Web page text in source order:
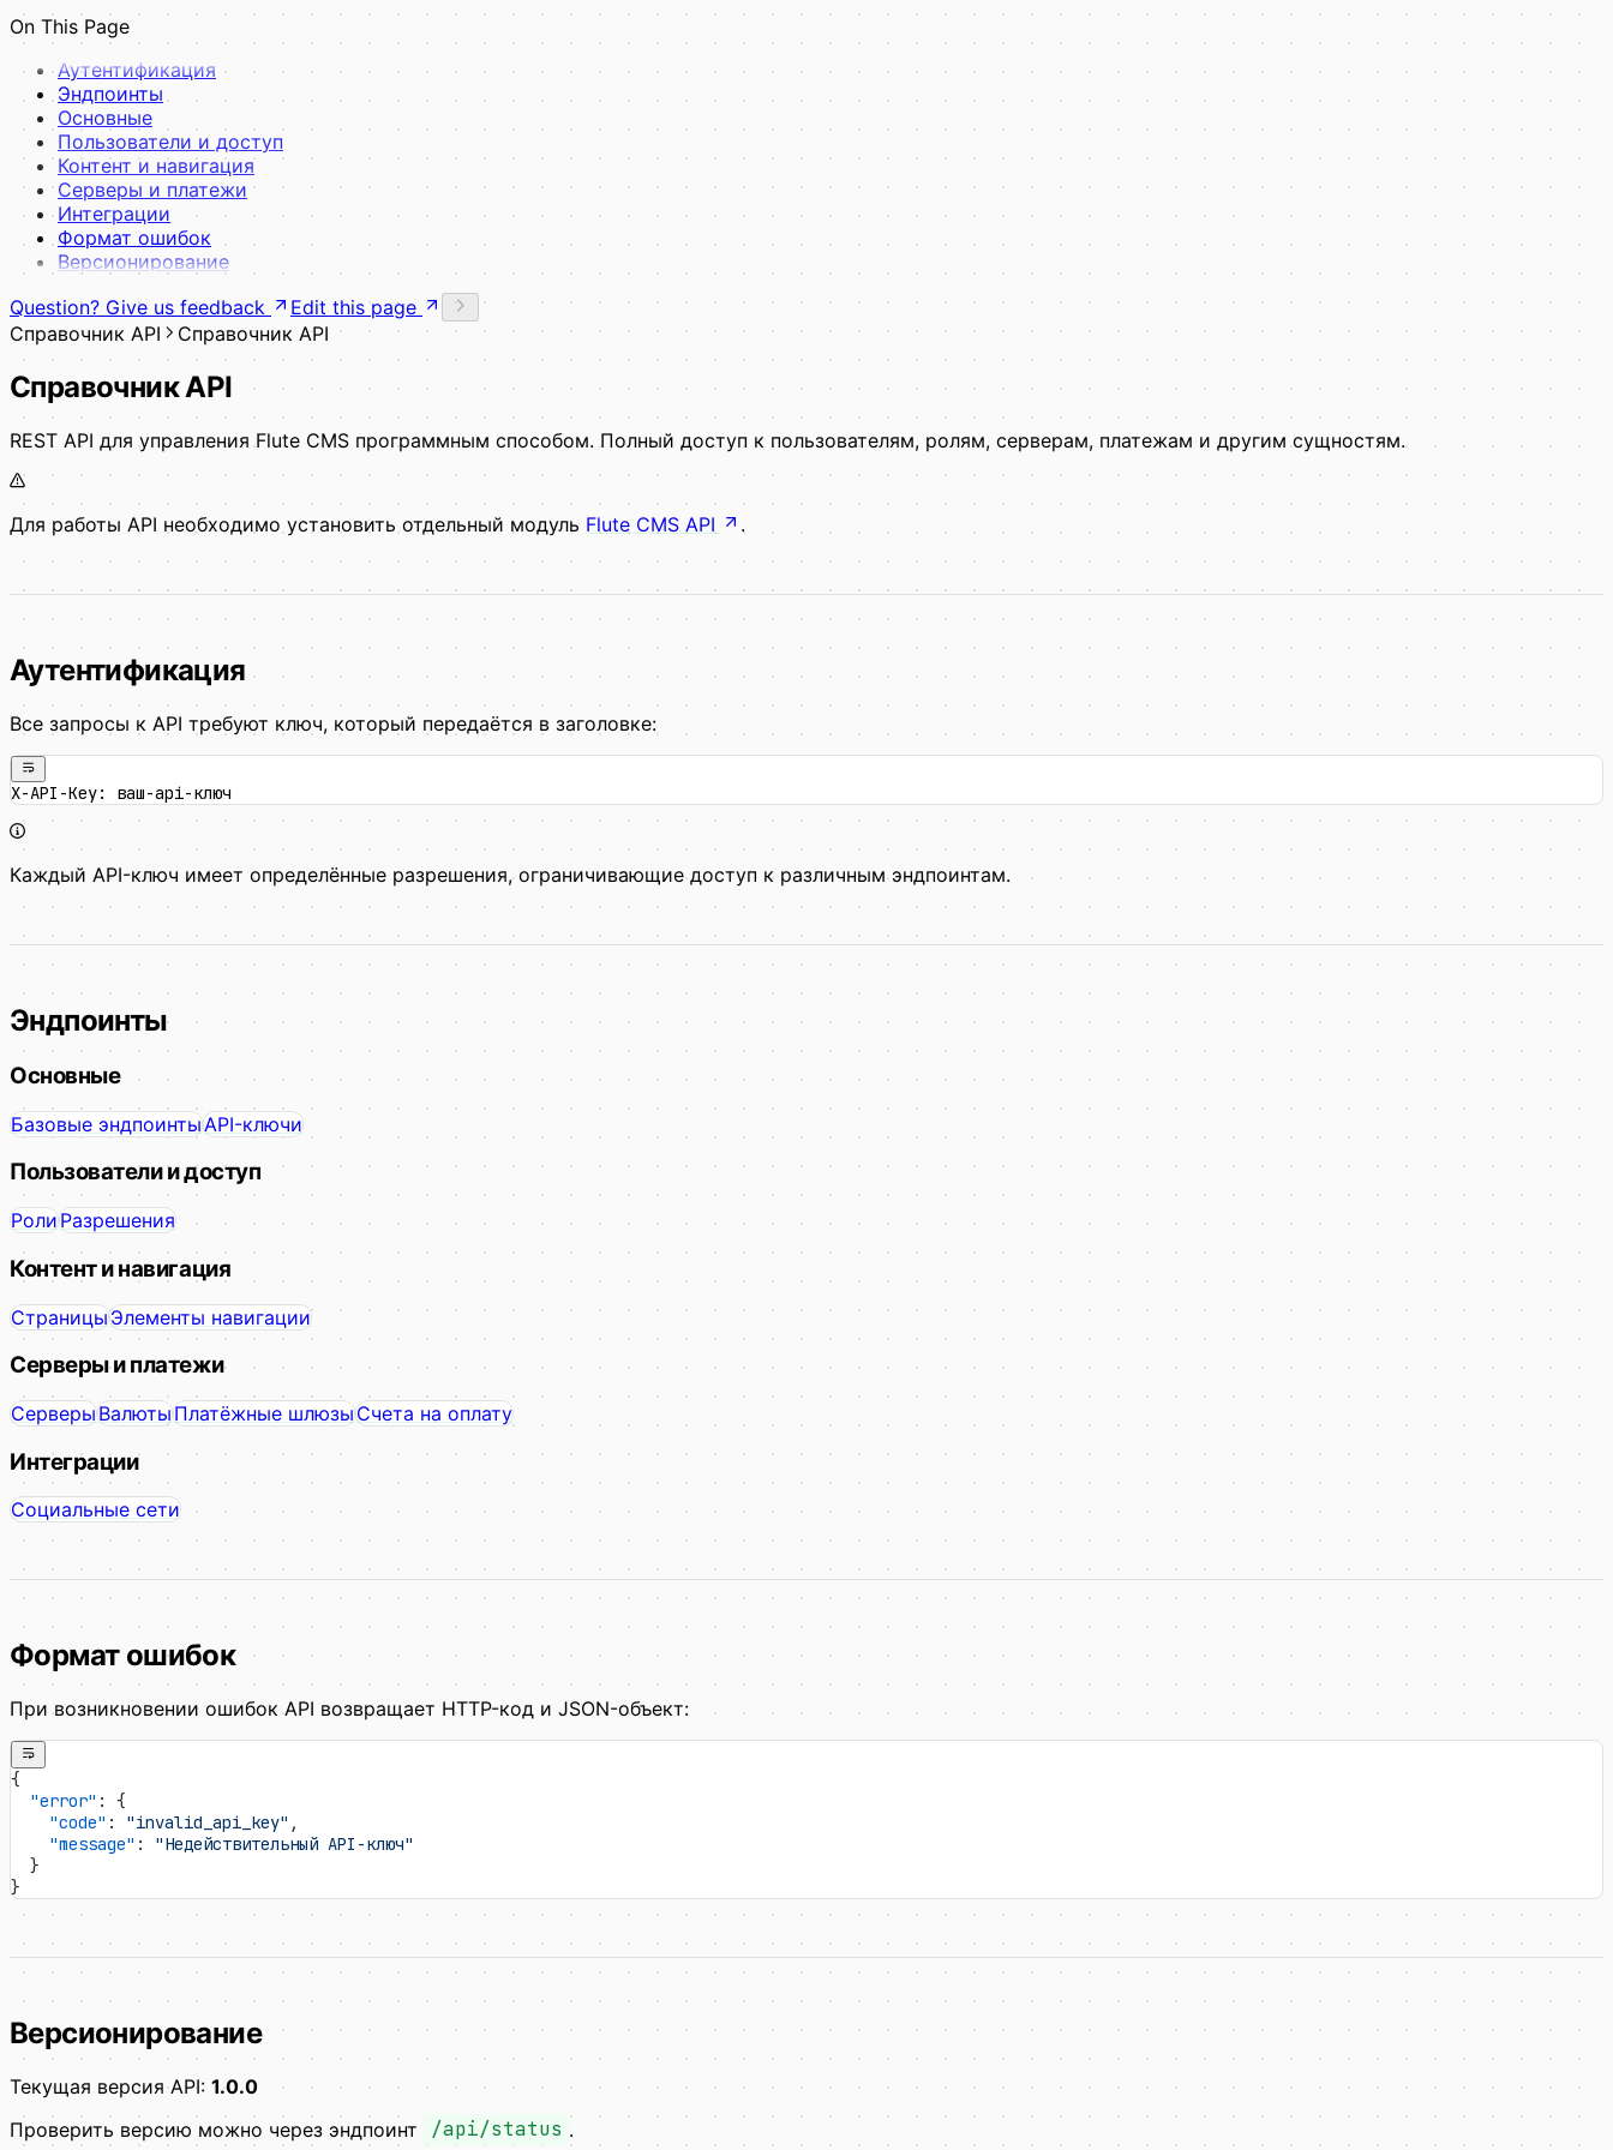
UI-компоненты
View Pages
Примеры
Полный пример
Лучшие практики
Управление зависимостями Composer
On This Page
Аутентификация
Эндпоинты
Основные
Пользователи и доступ
Контент и навигация
Серверы и платежи
Интеграции
Формат ошибок
Версионирование
Question? Give us feedback
Edit this page
Справочник API
Справочник API
Справочник API
REST API для управления Flute CMS программным способом. Полный доступ к пользователям, ролям, серверам, платежам и другим сущностям.
Для работы API необходимо установить отдельный модуль Flute CMS API .
Аутентификация
Все запросы к API требуют ключ, который передаётся в заголовке:
X-API-Key: ваш-api-ключ
Каждый API-ключ имеет определённые разрешения, ограничивающие доступ к различным эндпоинтам.
Эндпоинты
Основные
Базовые эндпоинтыAPI-ключи
Пользователи и доступ
Роли Разрешения
Контент и навигация
СтраницыЭлементы навигации
Серверы и платежи
Серверы Валюты Платёжные шлюзы Счета на оплату
Интеграции
Социальные сети
Формат ошибок
При возникновении ошибок API возвращает HTTP-код и JSON-объект:
{
  "error"
: {
    "code"
: "invalid_api_key" ,
    "message"
: "Недействительный API-ключ"
  }
}
Версионирование
Текущая версия API: 1.0.0
Проверить версию можно через эндпоинт
/api/status .